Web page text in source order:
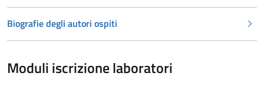
Biografie degli autori ospiti
Moduli iscrizione laboratori